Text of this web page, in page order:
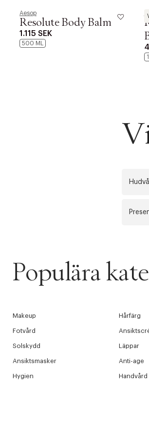
Aesop
Resolute Body Balm
1.115 SEK
500 ML
Populära
Makeup Hårfärg
Fotvård
Solskydd Läppar
Ansiktsmasker Anti-age
Hygien Handvård